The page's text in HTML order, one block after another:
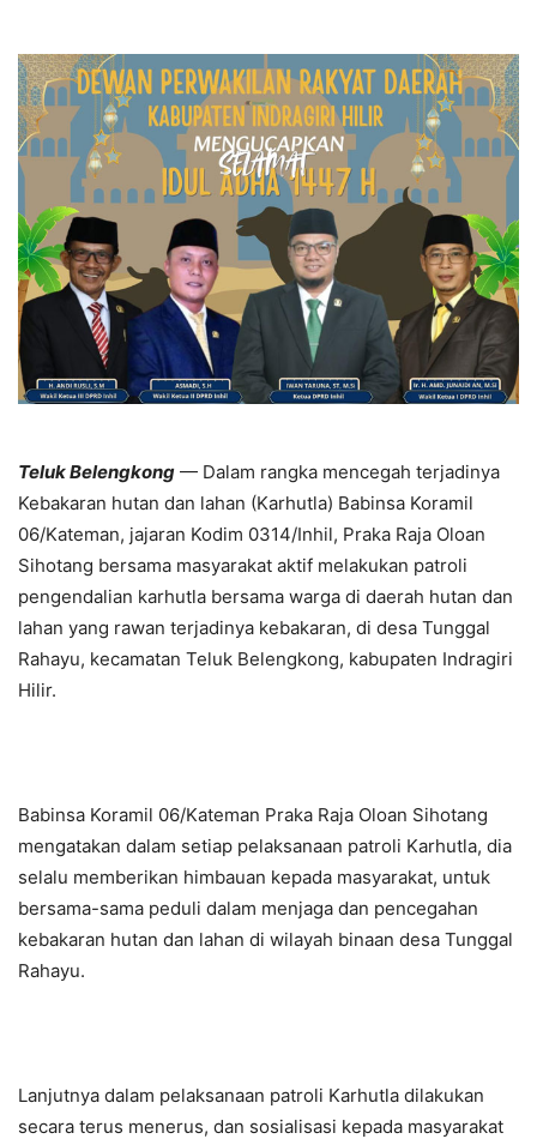
Teluk Belengkong — Dalam rangka mencegah terjadinya
Kebakaran hutan dan lahan (Karhutla) Babinsa Koramil
06/Kateman, jajaran Kodim 0314/Inhil, Praka Raja Oloan
Sihotang bersama masyarakat aktif melakukan patroli
pengendalian karhutla bersama warga di daerah hutan dan
lahan yang rawan terjadinya kebakaran, di desa Tunggal
Rahayu, kecamatan Teluk Belengkong, kabupaten Indragiri
Hilir.
Babinsa Koramil 06/Kateman Praka Raja Oloan Sihotang
mengatakan dalam setiap pelaksanaan patroli Karhutla, dia
selalu memberikan himbauan kepada masyarakat, untuk
bersama-sama peduli dalam menjaga dan pencegahan
kebakaran hutan dan lahan di wilayah binaan desa Tunggal
Rahayu.
Lanjutnya dalam pelaksanaan patroli Karhutla dilakukan
secara terus menerus, dan sosialisasi kepada masyarakat